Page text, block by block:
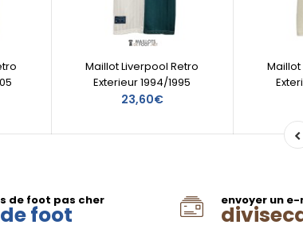
Maillot Liverpool Retro
Exterieur 1994/1995
23,60€
Maillot
de foot pas cher
foot
envoyer un